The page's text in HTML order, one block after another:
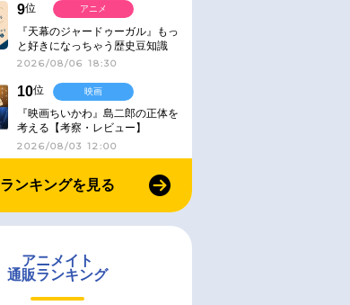
9位
『天幕のジャードゥーガル』もっ
と好きになっちゃう歴史豆知識
2026/08/06 18:30
アニメ
10位
『映画ちいかわ』島二郎の正体を
考える【考察・レビュー】
2026/08/03 12:00
映画
ランキングを見る
アニメイト
通販ランキング